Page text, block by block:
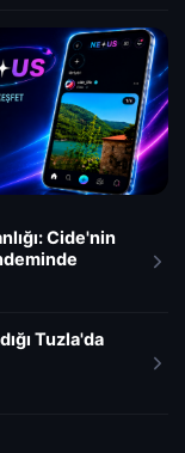
Cide'nin
Tuzla'da